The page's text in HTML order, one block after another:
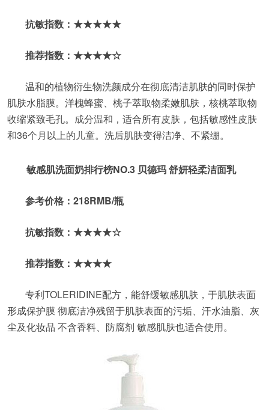
抗敏指数：★★★★★
推荐指数：★★★★☆
温和的植物衍生物洗颜成分在彻底清洁肌肤的同时保护
肌肤水脂膜。洋槐蜂蜜、桃子萃取物柔嫩肌肤，核桃萃取物
收缩紧致毛孔。成分温和，适合所有皮肤，包括敏感性皮肤
和36个月以上的儿童。洗后肌肤变得洁净、不紧绷。
敏感肌洗面奶排行榜NO.3 贝德玛 舒妍轻柔洁面乳
参考价格：218RMB/瓶
抗敏指数：★★★★☆
推荐指数：★★★★
专利TOLERIDINE配方，能舒缓敏感肌肤，于肌肤表面
形成保护膜 彻底洁净残留于肌肤表面的污垢、汗水油脂、灰
尘及化妆品 不含香料、防腐剂 敏感肌肤也适合使用。